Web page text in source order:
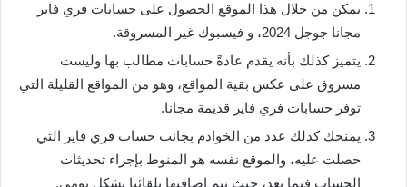
يمكن من خلال هذا الموقع الحصول على حسابات فري فاير
مجانا جوجل 2024، و فيسبوك غير المسروقة.
يتميز كذلك بأنه يقدم عادةً حسابات مطالب بها وليست
مسروق على عكس بقية المواقع، وهو من المواقع القليلة التي
توفر حسابات فري فاير قديمة مجانا.
يمنحك كذلك عدد من الخوادم بجانب حساب فري فاير التي
حصلت عليه، والموقع نفسه هو المنوط بإجراء تحديثات
الحساب فيما بعد، حيث تتم إضافتها تلقائيا بشكل يومي.